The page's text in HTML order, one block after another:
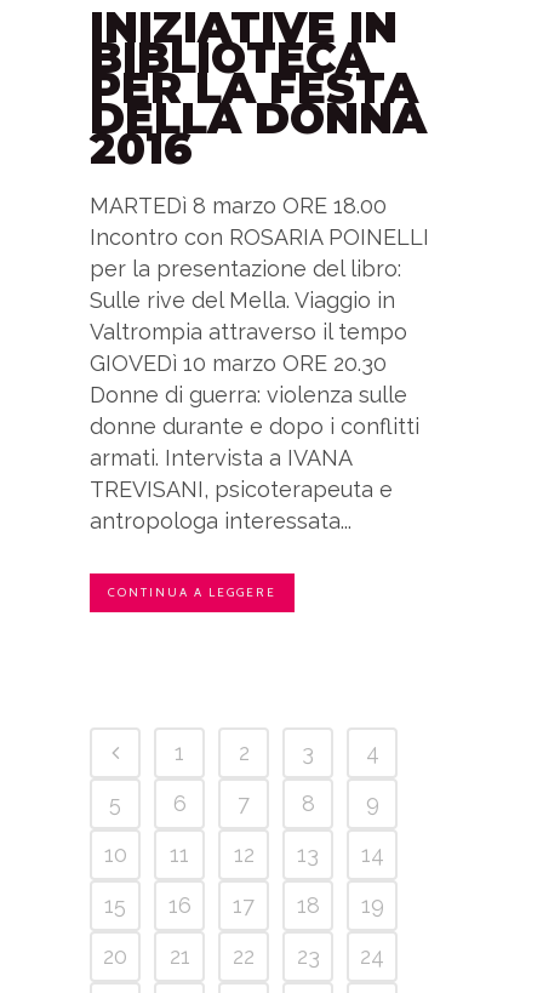
INIZIATIVE IN
BIBLIOTECA
PER LA FESTA
DELLA DONNA
2016
MARTEDì 8 marzo ORE 18.00
Incontro con ROSARIA POINELLI
per la presentazione del libro:
Sulle rive del Mella. Viaggio in
Valtrompia attraverso il tempo
GIOVEDì 10 marzo ORE 20.30
Donne di guerra: violenza sulle
donne durante e dopo i conflitti
armati. Intervista a IVANA
TREVISANI, psicoterapeuta e
antropologa interessata...
CONTINUA A LEGGERE
1 2 3
4
5
6 7 8
9
10
11 12 13
14
15
16 17 18
19
20
21 22 23
24